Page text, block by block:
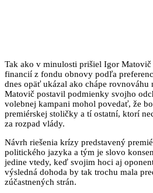
Tak ako v minulosti prišiel Igor
financií z fondu obnovy podľa
dnes opäť ukázal ako chápe rovnováhu
Matovič postavil podmienky svojho
volebnej kampani mohol povedať, že
premiérskej stoličky a tí ostatní, ktorí
za rozpad vlády.
Návrh riešenia krízy predstavený
politického jazyka a tým je slovo
jedine vtedy, keď svojim hoci aj
výsledná dohoda by tak trochu mala
zúčastnených strán.